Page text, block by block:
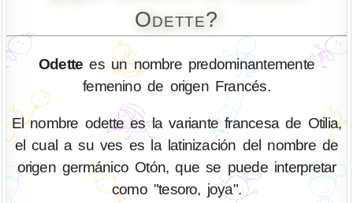
Odette?
Odette es un nombre predominantemente
femenino de origen Francés.
El nombre odette es la variante francesa de Otilia,
el cual a su ves es la latinización del nombre de
origen germánico Otón, que se puede interpretar
como "tesoro, joya".